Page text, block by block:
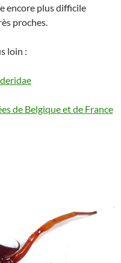
encore plus difficile
proches.
loin :
de Belgique et de France